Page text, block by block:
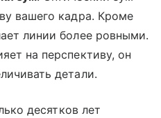
вашего кадра. Кроме
линии более ровными.
на перспективу, он
детали.
десятков лет